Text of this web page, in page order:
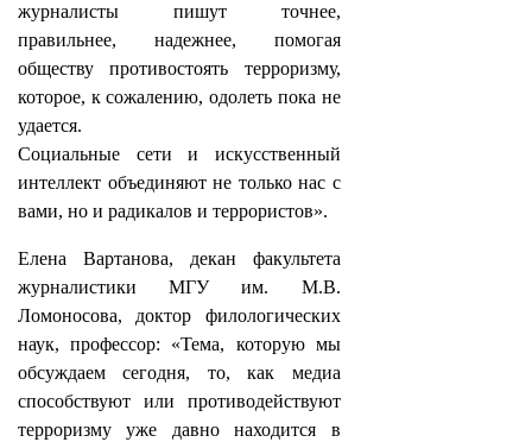
журналисты пишут точнее,
правильнее, надежнее, помогая
обществу противостоять терроризму,
которое, к сожалению, одолеть пока не
удается.
Социальные сети и искусственный
интеллект объединяют не только нас с
вами, но и радикалов и террористов».
Елена Вартанова, декан факультета
журналистики МГУ им. М.В.
Ломоносова, доктор филологических
наук, профессор: «Тема, которую мы
обсуждаем сегодня, то, как медиа
способствуют или противодействуют
терроризму уже давно находится в